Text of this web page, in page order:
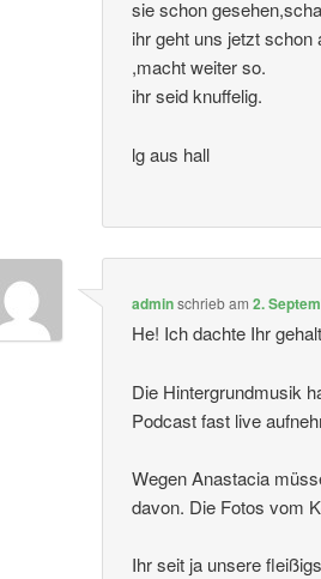
sie schon
ihr geht uns jetzt schon
,macht weiter so.
ihr seid knuffelig.
lg aus hall
adminschriebam2.
He! Ich dachte Ihr
Die Hintergrundmusik
Podcast fast live
Wegen Anastacia
davon. Die Fotos vom
Ihr seit ja unsere